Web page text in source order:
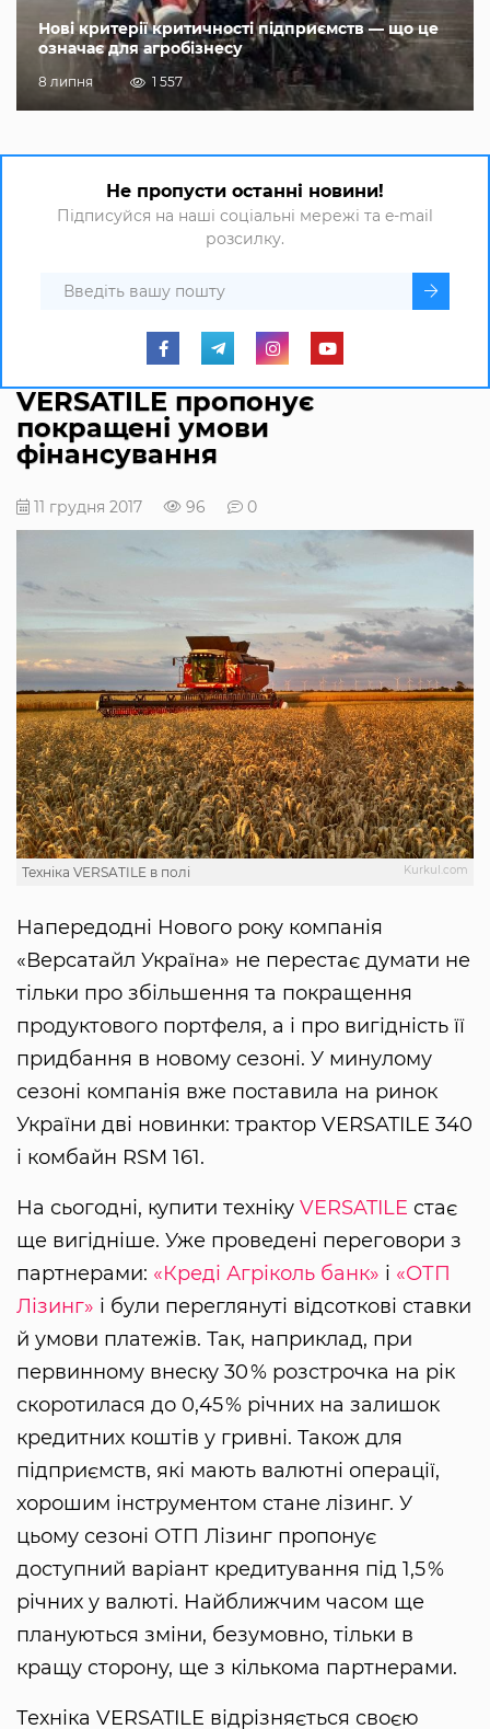
Нові критерії критичності підприємств — що це
означає для агробізнесу
8 липня 1 557
Не пропусти останні новини!
Підписуйся на наші соціальні мережі та e-mail
розсилку.
VERSATILE пропонує
покращені умови
фінансування
11 грудня 2017 96 0
Kurkul.com
Техніка VERSATILE в полі
Напередодні Нового року компанія
«Версатайл Україна» не перестає думати не
тільки про збільшення та покращення
продуктового портфеля, а і про вигідність її
придбання в новому сезоні. У минулому
сезоні компанія вже поставила на ринок
України дві новинки: трактор VERSATILE 340
і комбайн RSM 161.
На сьогодні, купити техніку VERSATILE стає
ще вигідніше. Уже проведені переговори з
партнерами: «Креді Агріколь банк» і «ОТП
Лізинг» і були переглянуті відсоткові ставки
й умови платежів. Так, наприклад, при
первинному внеску 30 % розстрочка на рік
скоротилася до 0,45 % річних на залишок
кредитних коштів у гривні. Також для
підприємств, які мають валютні операції,
хорошим інструментом стане лізинг. У
цьому сезоні ОТП Лізинг пропонує
доступний варіант кредитування під 1,5 %
річних у валюті. Найближчим часом ще
плануються зміни, безумовно, тільки в
кращу сторону, ще з кількома партнерами.
Техніка VERSATILE відрізняється своєю